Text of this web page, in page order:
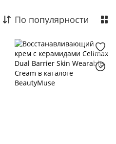
По популярности